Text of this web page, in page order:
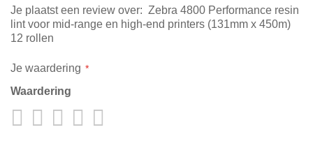
Je plaatst een review over: Zebra 4800 Performance resin
lint voor mid-range en high-end printers (131mm x 450m)
12 rollen
Je waardering
Waardering
1
star
2
stars
3
stars
4
stars